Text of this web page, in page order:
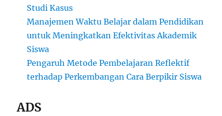
Studi Kasus
Manajemen Waktu Belajar dalam Pendidikan
untuk Meningkatkan Efektivitas Akademik
Siswa
Pengaruh Metode Pembelajaran Reflektif
terhadap Perkembangan Cara Berpikir Siswa
ADS